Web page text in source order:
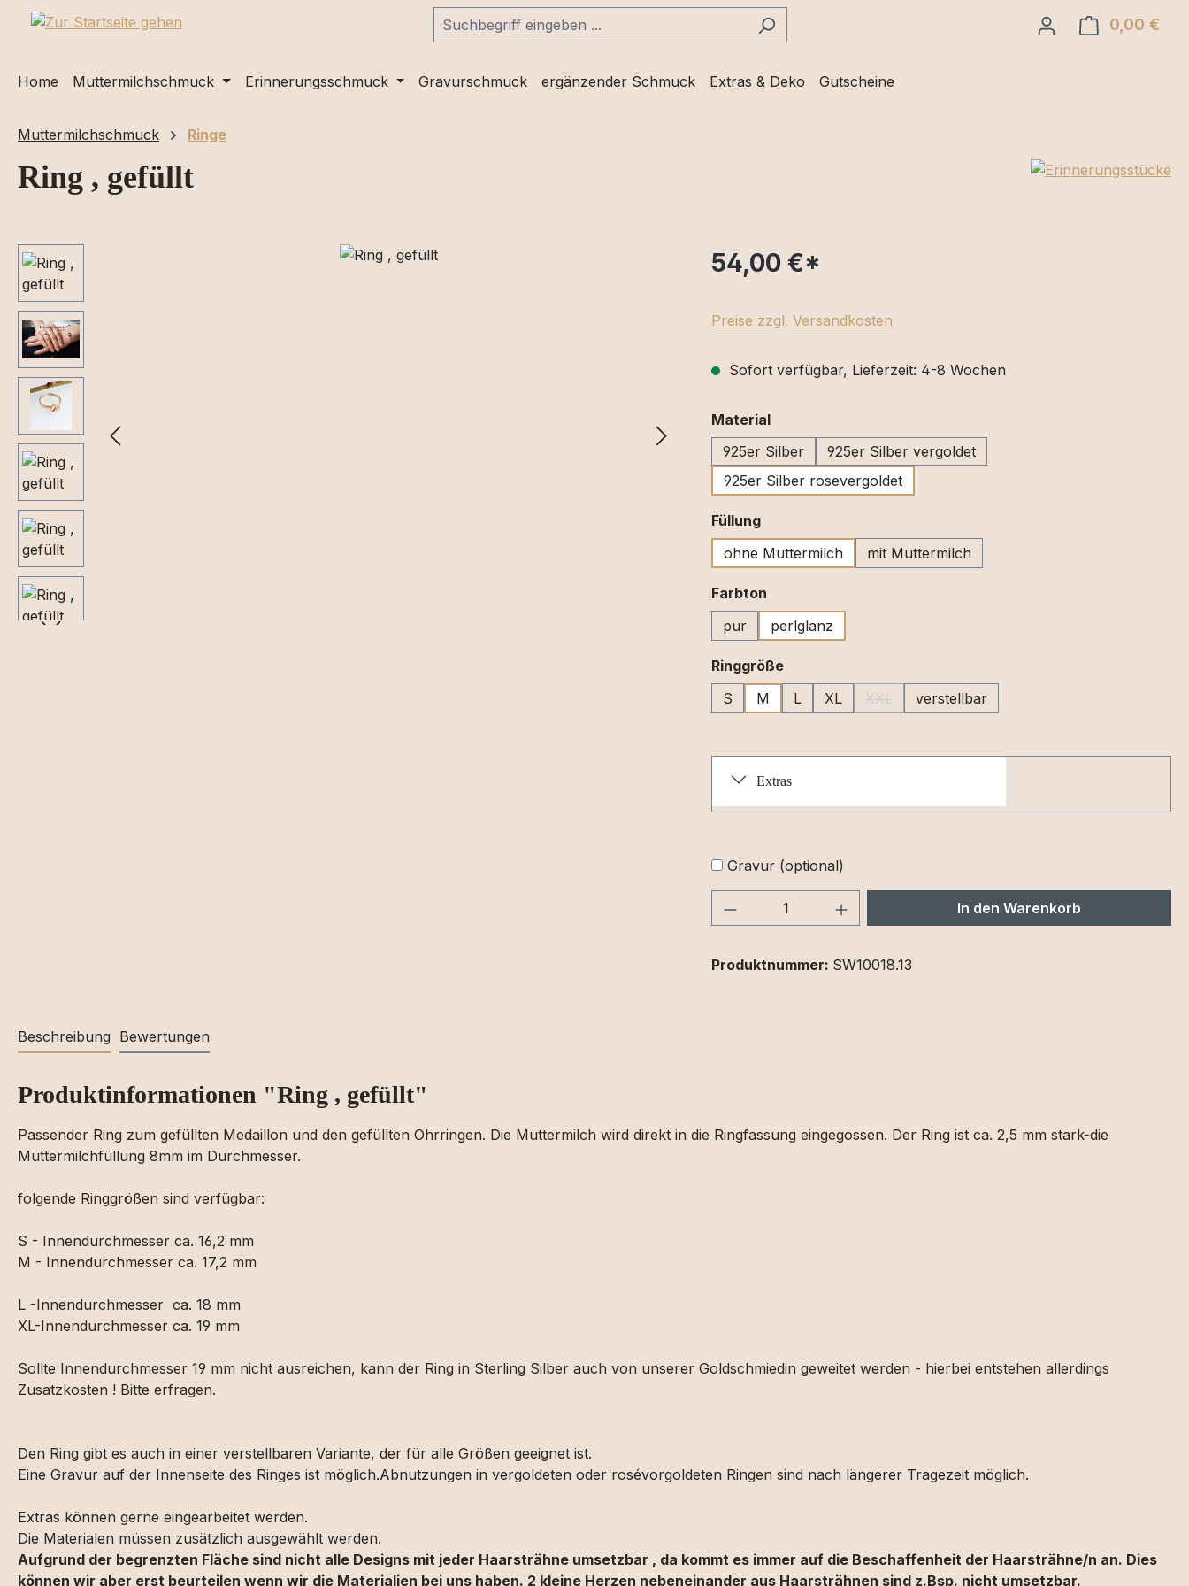
Hauptinhalt springen
Zur Suche springen
Zur Hauptnavigation springen 0,00 €
Home Muttermilchschmuck Erinnerungsschmuck Gravurschmuck ergänzender Schmuck Extras & Deko Gutscheine
Muttermilchschmuck Ringe
Ring , gefüllt
Bildergalerie überspringen 54,00 €*
Preise zzgl. Versandkosten
Sofort verfügbar, Lieferzeit: 4-8 Wochen
Materialauswählen
925er Silber
925er Silber vergoldet
925er Silber rosevergoldet
Füllungauswählen
ohne Muttermilch
mit Muttermilch
Farbton
pur
perlglanz
Ringgrößeauswählen
S
M L XL XXL
(Diese Option ist zurzeit nicht verfügbar.)
verstellbar
Extras
Gravur (optional)
Produkt Anzahl: Gib den gewünschten Wert
In den Warenkorb
Produktnummer: SW10018.13
Beschreibung Bewertungen
Produktinformationen "Ring , gefüllt"
Passender Ring zum gefüllten Medaillon und den gefüllten Ohrringen. Die Muttermilch wird direkt in die Ringfassung eingegossen. Der Ring ist ca. 2,5 mm stark-die
Muttermilchfüllung 8mm im Durchmesser.
folgende Ringgrößen sind verfügbar:
S - Innendurchmesser ca. 16,2 mm
M - Innendurchmesser ca. 17,2 mm
L -Innendurchmesser ca. 18 mm
XL-Innendurchmesser ca. 19 mm
Sollte Innendurchmesser 19 mm nicht ausreichen, kann der Ring in Sterling Silber auch von unserer Goldschmiedin geweitet werden - hierbei entstehen allerdings
Zusatzkosten ! Bitte erfragen.
Den Ring gibt es auch in einer verstellbaren Variante, der für alle Größen geeignet ist.
Eine Gravur auf der Innenseite des Ringes ist möglich.Abnutzungen in vergoldeten oder rosévorgoldeten Ringen sind nach längerer Tragezeit möglich.
Extras können gerne eingearbeitet werden.
Die Materialen müssen zusätzlich ausgewählt werden.
Aufgrund der begrenzten Fläche sind nicht alle Designs mit jeder Haarsträhne umsetzbar , da kommt es immer auf die Beschaffenheit der Haarsträhne/n an. Dies
können wir aber erst beurteilen wenn wir die Materialien bei uns haben. 2 kleine Herzen nebeneinander aus Haarsträhnen sind z.Bsp. nicht umsetzbar.